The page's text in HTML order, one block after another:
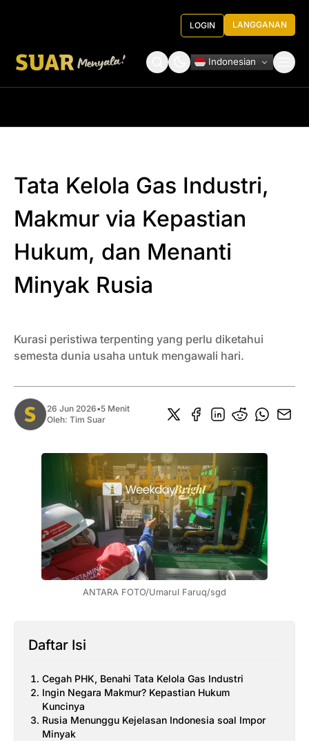
LOGIN LANGGANAN
Indonesian
Tata Kelola Gas Industri,
Makmur via Kepastian
Hukum, dan Menanti
Minyak Rusia
Kurasi peristiwa terpenting yang perlu diketahui
semesta dunia usaha untuk mengawali hari.
26 Jun 2026•5 Menit
Oleh: Tim Suar
ANTARA FOTO/Umarul Faruq/sgd
Daftar Isi
Cegah PHK, Benahi Tata Kelola Gas Industri
Ingin Negara Makmur? Kepastian Hukum
Kuncinya
Rusia Menunggu Kejelasan Indonesia soal Impor
Minyak